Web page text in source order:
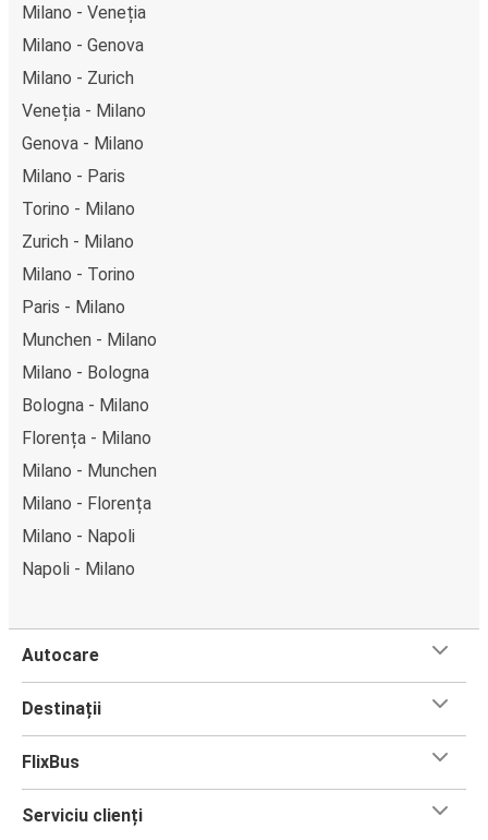
Milano - Veneția
Milano - Genova
Milano - Zurich
Veneția - Milano
Genova - Milano
Milano - Paris
Torino - Milano
Zurich - Milano
Milano - Torino
Paris - Milano
Munchen - Milano
Milano - Bologna
Bologna - Milano
Florența - Milano
Milano - Munchen
Milano - Florența
Milano - Napoli
Napoli - Milano
Autocare
Destinații
FlixBus
Serviciu clienți